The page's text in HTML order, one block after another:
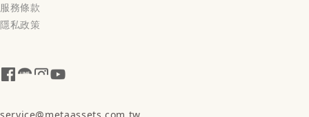
服務條款
隱私政策